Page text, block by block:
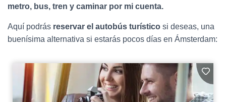
metro, bus, tren y caminar por mi cuenta.
Aquí podrás reservar el autobús turístico si deseas, una
buenísima alternativa si estarás pocos días en Ámsterdam: